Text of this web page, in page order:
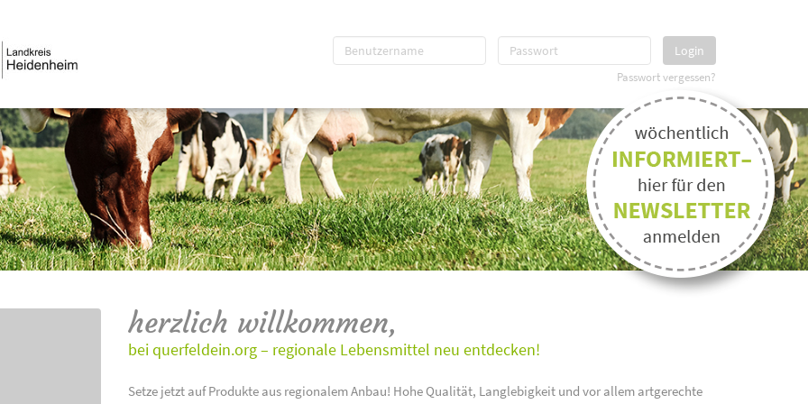
Login
Passwort vergessen?
herzlich willkommen,
bei querfeldein.org – regionale Lebensmittel neu entdecken!
Setze jetzt auf Produkte aus regionalem Anbau! Hohe Qualität, Langlebigkeit und vor allem artgerechte